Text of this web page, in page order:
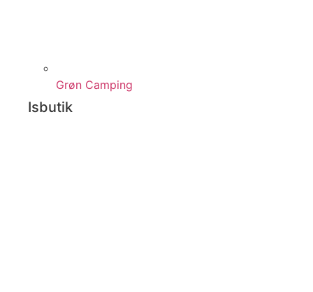
Grøn Camping
Isbutik